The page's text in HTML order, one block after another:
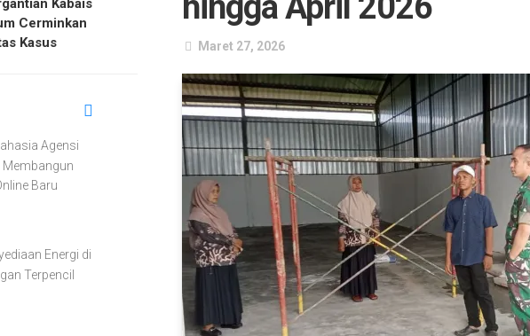
Maret 27, 2026
Kabais
Cerminkan
Kasus
Agensi
Membangun
Baru
Energi di
Terpencil